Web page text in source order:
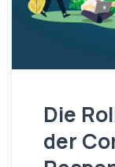
Die
der